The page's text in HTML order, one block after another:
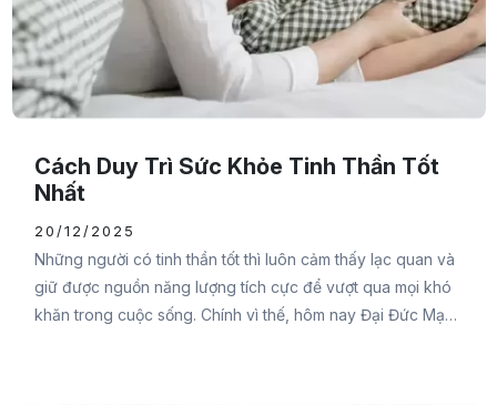
Cách Duy Trì Sức Khỏe Tinh Thần Tốt
Nhất
20/12/2025
Những người có tinh thần tốt thì luôn cảm thấy lạc quan và
giữ được nguồn năng lượng tích cực để vượt qua mọi khó
khăn trong cuộc sống. Chính vì thế, hôm nay Đại Đức Mạnh